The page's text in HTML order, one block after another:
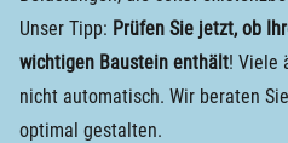
Unser Tipp: Prüfen Sie jetzt, ob
wichtigen Baustein enthält! Viele
nicht automatisch. Wir beraten
optimal gestalten.